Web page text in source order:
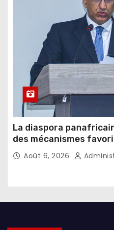
La diaspora
des mécanismes
l’investissement dans
Août 6, 2026